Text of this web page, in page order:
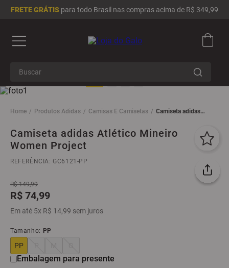
FRETE GRÁTIS para todo Brasil nas compras acima de R$ 349,99
Produtos Adidas Camisas E Camisetas
Camiseta adidas
Camiseta adidas Atlético Mineiro
Women Project
REFERÊNCIA: GC6121-PP
R$ 149,99
R$ 74,99
Em até 5x R$ 14,99 sem juros
Tamanho: PP
PP
Embalagem para presente
Termos mais buscados
1º camisa masculina
camisa feminina
3º infantil
4º chinelo
6º adidas
7º boné
8º jaqueta
9º
10º garrafa